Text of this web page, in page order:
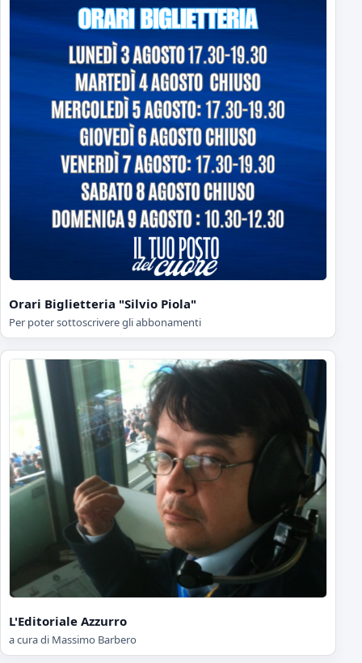
Orari Biglietteria "Silvio Piola"
Per poter sottoscrivere gli abbonamenti
L'Editoriale Azzurro
a cura di Massimo Barbero